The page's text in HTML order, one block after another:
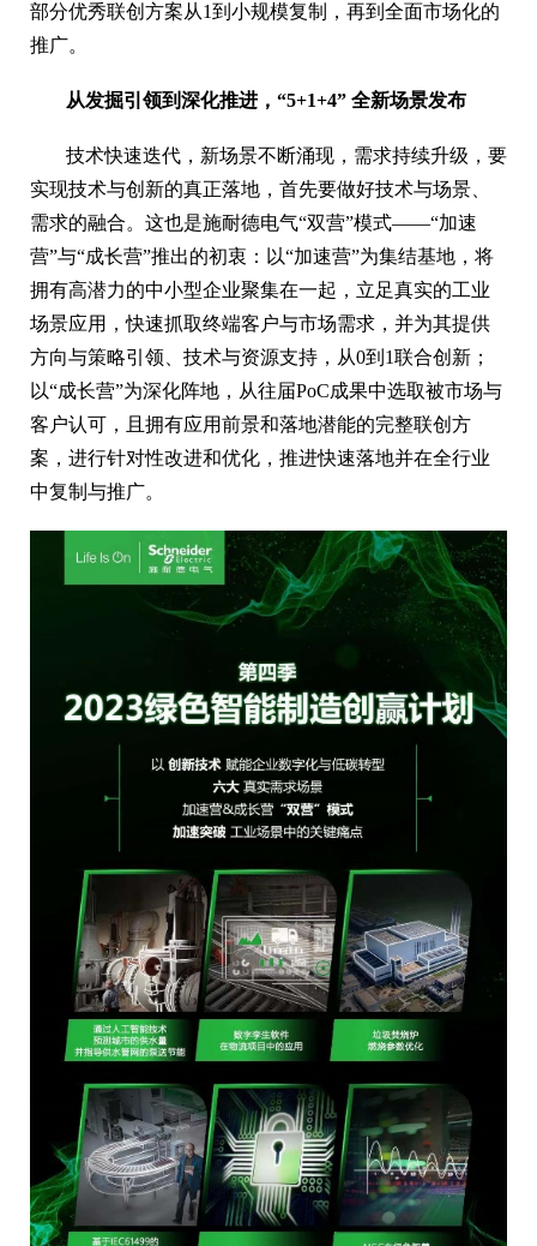
部分优秀联创方案从1到小规模复制，再到全面市场化的
推广。
从发掘引领到深化推进，“5+1+4” 全新场景发布
技术快速迭代，新场景不断涌现，需求持续升级，要
实现技术与创新的真正落地，首先要做好技术与场景、
需求的融合。这也是施耐德电气“双营”模式——“加速
营”与“成长营”推出的初衷：以“加速营”为集结基地，将
拥有高潜力的中小型企业聚集在一起，立足真实的工业
场景应用，快速抓取终端客户与市场需求，并为其提供
方向与策略引领、技术与资源支持，从0到1联合创新；
以“成长营”为深化阵地，从往届PoC成果中选取被市场与
客户认可，且拥有应用前景和落地潜能的完整联创方
案，进行针对性改进和优化，推进快速落地并在全行业
中复制与推广。